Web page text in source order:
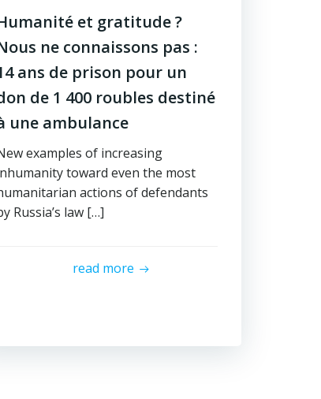
et gratitude ?
ne connaissons pas :
ans de prison pour un
de 1 400 roubles destiné
une ambulance
examples of increasing
toward even the most
actions of defendants
Russia’s law […]
read more